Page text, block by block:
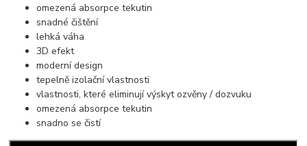
omezená absorpce tekutin
snadné čištění
lehká váha
3D efekt
moderní design
tepelně izolační vlastnosti
vlastnosti, které eliminují výskyt ozvěny / dozvuku
omezená absorpce tekutin
snadno se čistí